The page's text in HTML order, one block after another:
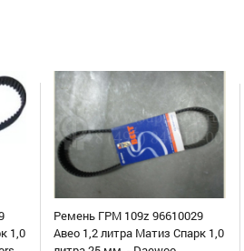
1,0
Ремень ГРМ 109z 96610029
Авео 1,2 литра Матиз Спарк 1,0